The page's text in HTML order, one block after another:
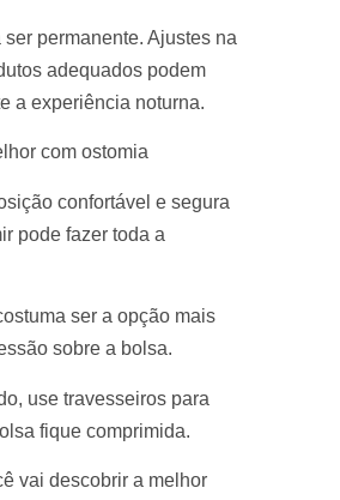
permanente. Ajustes na
adequados podem
a experiência noturna.
com ostomia
confortável e segura
pode fazer toda a
ser a opção mais
sobre a bolsa.
use travesseiros para
fique comprimida.
vai descobrir a melhor